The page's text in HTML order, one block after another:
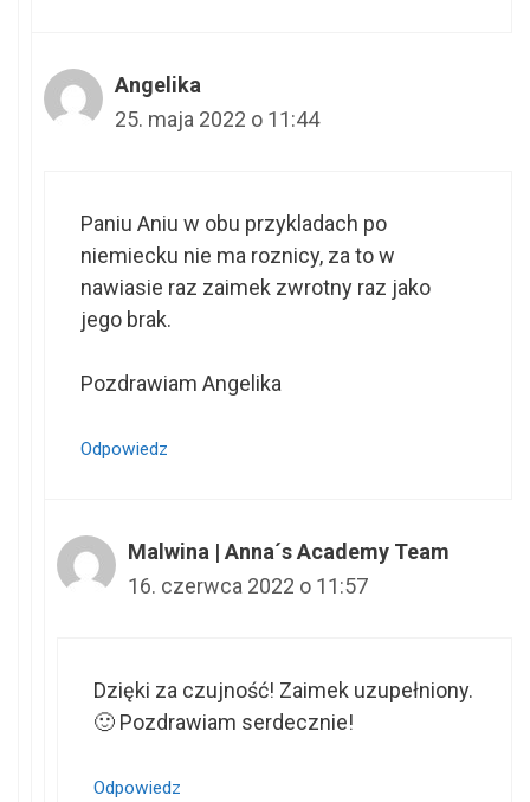
Angelika
25. maja 2022 o 11:44
Paniu Aniu w obu przykladach po
niemiecku nie ma roznicy, za to w
nawiasie raz zaimek zwrotny raz jako
jego brak.
Pozdrawiam Angelika
Odpowiedz
Malwina | Anna´s Academy Team
16. czerwca 2022 o 11:57
Dzięki za czujność! Zaimek uzupełniony.
🙂 Pozdrawiam serdecznie!
Odpowiedz